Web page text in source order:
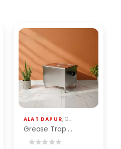
RAK STAINLESS DAN BESI,STAINLESS
ALAT DAPUR, GREASE TRAP STAINLESS
Grease Trap Stainless